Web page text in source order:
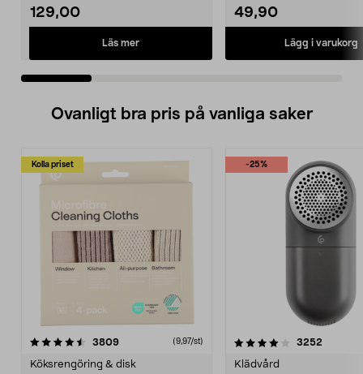
129,00
Läs mer
49,90
Lägg i varukorg
Ovanligt bra pris på vanliga saker
Kolla priset
3809recensioner (9,97/st)
Köksrengöring & disk
-25%
4.0av 5 stjärnor 3252
Klädvård
4.5av 5 stjärnor